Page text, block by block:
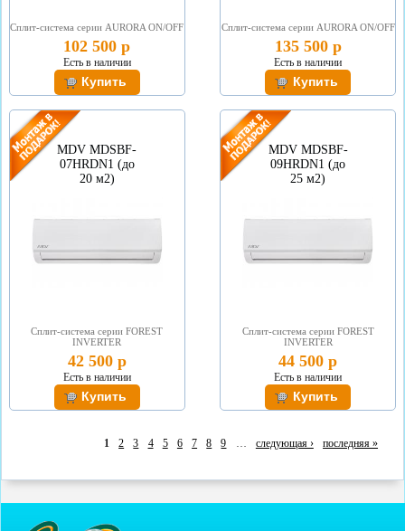
Сплит-система серии АURORA ON/OFF
102 500 р
Есть в наличии
Сплит-система серии АURORA ON/OFF
135 500 р
Есть в наличии
MDV MDSBF-
07HRDN1 (до
20 м2)
Сплит-система серии FOREST
INVERTER
42 500 р
Есть в наличии
MDV MDSBF-
09HRDN1 (до
25 м2)
Сплит-система серии FOREST
INVERTER
44 500 р
Есть в наличии
1 2 3 4 5 6 7 8 9 следующая › последняя »